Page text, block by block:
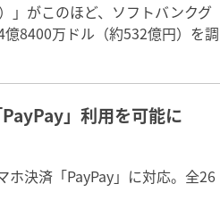
」がこのほど、ソフトバンクグ
8400万ドル（約532億円）を調
」利用を可能に
決済「PayPay」に対応。全26